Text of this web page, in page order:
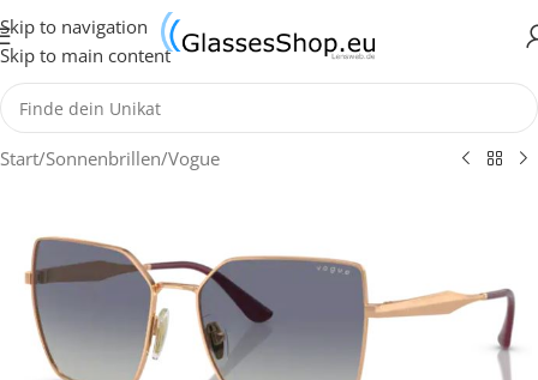
Skip to navigation
Skip to main content
Start/Sonnenbrillen/Vogue